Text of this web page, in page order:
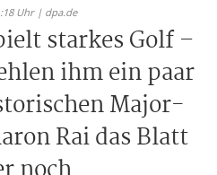
Uhr | dpa.de
starkes Golf –
ihm ein paar
Major-
Rai das Blatt